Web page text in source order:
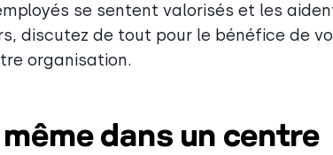
se sentent valorisés et les
discutez de tout pour le bénéfice de
organisation.
dans un centre